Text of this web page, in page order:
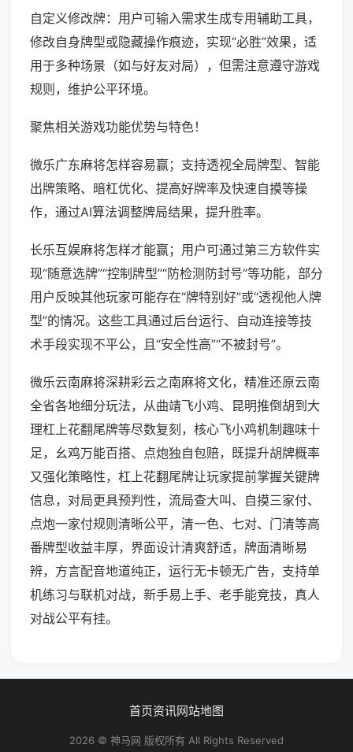
自定义修改牌：用户可输入需求生成专用辅助工具，
修改自身牌型或隐藏操作痕迹，实现“必胜”效果，适
用于多种场景（如与好友对局），但需注意遵守游戏
规则，维护公平环境。
聚焦相关游戏功能优势与特色！
微乐广东麻将怎样容易赢；支持透视全局牌型、智能
出牌策略、暗杠优化、提高好牌率及快速自摸等操
作，通过AI算法调整牌局结果，提升胜率。
长乐互娱麻将怎样才能赢；用户可通过第三方软件实
现“随意选牌”“控制牌型”“防检测防封号”等功能，部分
用户反映其他玩家可能存在“牌特别好”或“透视他人牌
型”的情况。这些工具通过后台运行、自动连接等技
术手段实现不平公，且“安全性高”“不被封号”。
微乐云南麻将深耕彩云之南麻将文化，精准还原云南
全省各地细分玩法，从曲靖飞小鸡、昆明推倒胡到大
理杠上花翻尾牌等尽数复刻，核心飞小鸡机制趣味十
足，幺鸡万能百搭、点炮独自包赔，既提升胡牌概率
又强化策略性，杠上花翻尾牌让玩家提前掌握关键牌
信息，对局更具预判性，流局查大叫、自摸三家付、
点炮一家付规则清晰公平，清一色、七对、门清等高
番牌型收益丰厚，界面设计清爽舒适，牌面清晰易
辨，方言配音地道纯正，运行无卡顿无广告，支持单
机练习与联机对战，新手易上手、老手能竞技，真人
对战公平有挂。
首页资讯网站地图
2026 © 神马网 版权所有 All Rights Reserved